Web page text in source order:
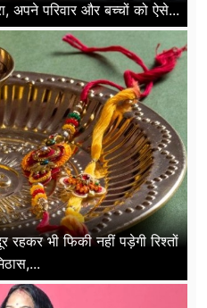
अपने परिवार और बच्चों को ऐसे...
भी फिकी नहीं पड़ेगी रिश्तों